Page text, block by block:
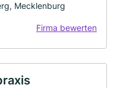
Mecklenburg
Firma bewerten